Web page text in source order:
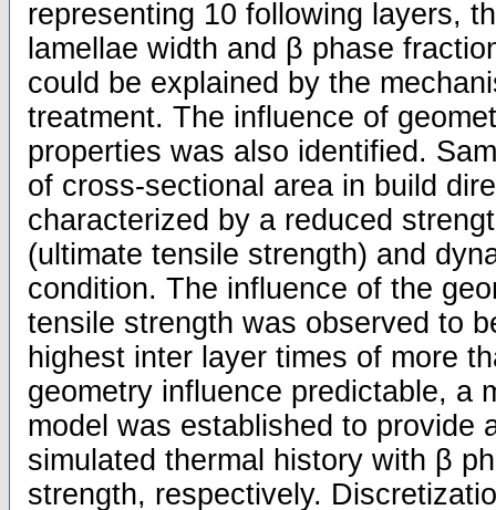
representing 10 following layers,
lamellae width and β phase
could be explained by the
treatment. The influence of
properties was also identified.
of cross-sectional area in build
characterized by a reduced
(ultimate tensile strength) and
condition. The influence of the
tensile strength was observed to
highest inter layer times of more
geometry influence predictable, a
model was established to provide
simulated thermal history with β
strength, respectively.